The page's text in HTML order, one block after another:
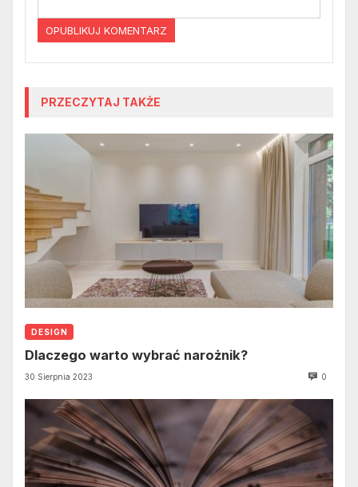
PRZECZYTAJ TAKŻE
DESIGN
Dlaczego warto wybrać narożnik?
30 Sierpnia 2023 0